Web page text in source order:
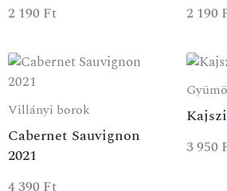
2 190 Ft 2 190
Villányi borok
Cabernet Sauvignon
2021
3 950